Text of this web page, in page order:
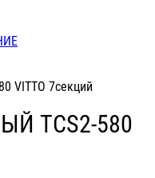
VITTO 7секций
TCS2-580